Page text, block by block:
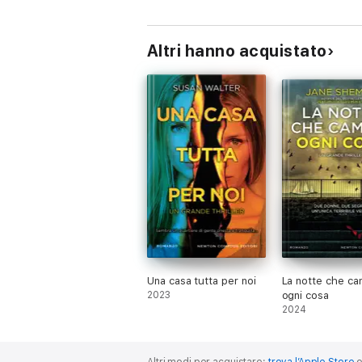
Vive nel Devonshire, in Inghilterra. Ti sto
e ha venduto oltre un milione di copie. I
promessa dell’assassino e Inganni di
Altri hanno acquistato
Una casa tutta per noi
2023
La notte che
ogni cosa
2024